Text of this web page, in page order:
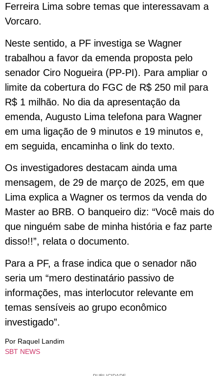
Ferreira Lima sobre temas que interessavam a
Vorcaro.
Neste sentido, a PF investiga se Wagner
trabalhou a favor da emenda proposta pelo
senador Ciro Nogueira (PP-PI). Para ampliar o
limite da cobertura do FGC de R$ 250 mil para
R$ 1 milhão. No dia da apresentação da
emenda, Augusto Lima telefona para Wagner
em uma ligação de 9 minutos e 19 minutos e,
em seguida, encaminha o link do texto.
Os investigadores destacam ainda uma
mensagem, de 29 de março de 2025, em que
Lima explica a Wagner os termos da venda do
Master ao BRB. O banqueiro diz: “Você mais do
que ninguém sabe de minha história e faz parte
disso!!”, relata o documento.
Para a PF, a frase indica que o senador não
seria um “mero destinatário passivo de
informações, mas interlocutor relevante em
temas sensíveis ao grupo econômico
investigado”.
Por Raquel Landim
SBT NEWS